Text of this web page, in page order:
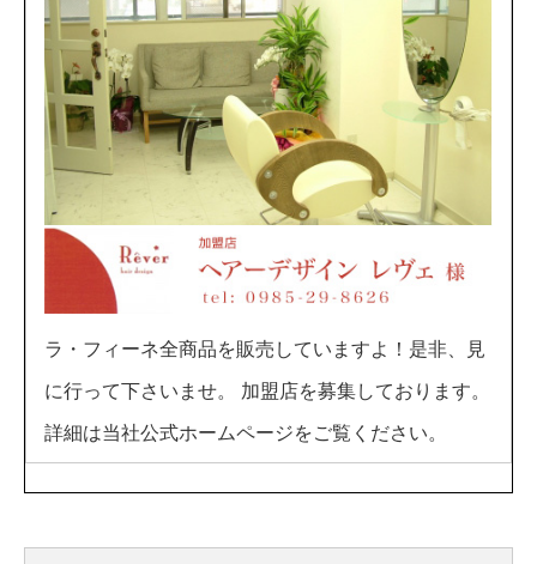
ラ・フィーネ全商品を販売していますよ！是非、見
に行って下さいませ。 加盟店を募集しております。
詳細は当社公式ホームページをご覧ください。